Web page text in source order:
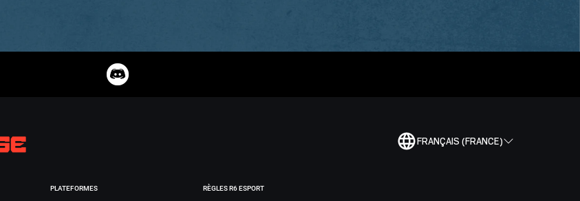
FRANÇAIS (FRANCE)
PLATEFORMES RÈGLES R6 ESPORT